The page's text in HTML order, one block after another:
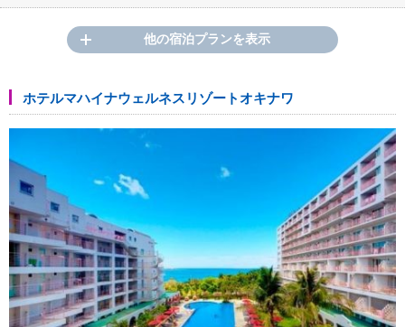
他の宿泊プランを表示
ホテルマハイナウェルネスリゾートオキナワ